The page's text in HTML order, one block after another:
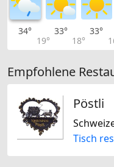
34°
19°
33°
18°
33°
Empfohlene
Pöstli
Tisch